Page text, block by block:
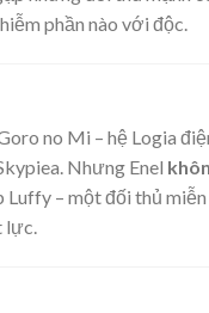
phần nào với độc.
no Mi – hệ Logia
Nhưng Enel
Luffy – một đối thủ
lực.